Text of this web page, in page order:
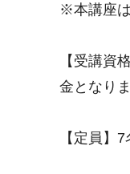
※本講座
【受講資
金となりま
【定員】7